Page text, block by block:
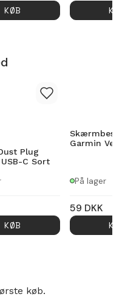
KØB
Plug
C Sort
KØB
Garmin
På lager
59 DKK
køb.